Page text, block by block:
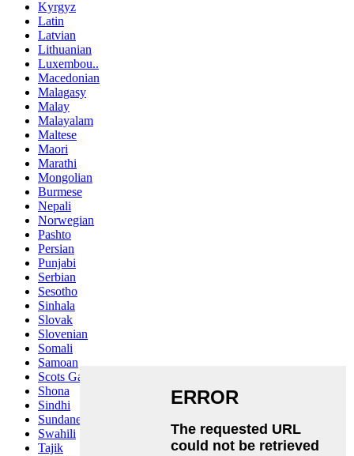
Kyrgyz
Latin
Latvian
Lithuanian
Luxembou..
Macedonian
Malagasy
Malay
Malayalam
Maltese
Maori
Marathi
Mongolian
Burmese
Nepali
Norwegian
Pashto
Persian
Punjabi
Serbian
Sesotho
Sinhala
Slovak
Slovenian
Somali
Samoan
Scots Gaelic
Shona
Sindhi
Sundanese
Swahili
Tajik